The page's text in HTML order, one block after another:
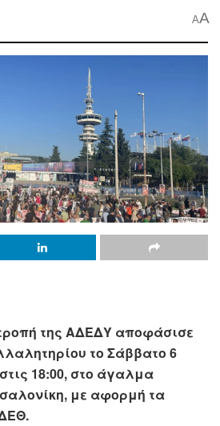
AA
της ΑΔΕΔΥ αποφάσισε
το Σάββατο 6
18:00, στο άγαλμα
με αφορμή τα